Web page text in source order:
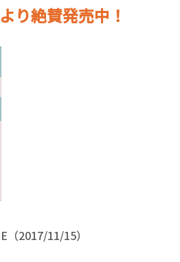
り絶賛発売中！
（2017/11/15）